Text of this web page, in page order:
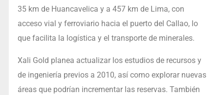
35 km de Huancavelica y a 457 km de Lima, con
acceso vial y ferroviario hacia el puerto del Callao, lo
que facilita la logística y el transporte de minerales.
Xali Gold planea actualizar los estudios de recursos y
de ingeniería previos a 2010, así como explorar nuevas
áreas que podrían incrementar las reservas. También